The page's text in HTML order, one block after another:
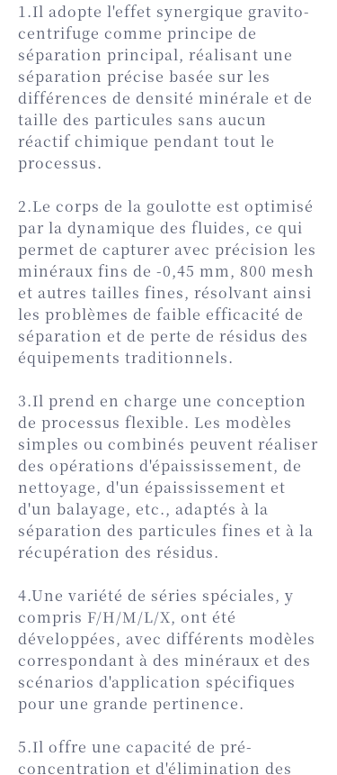
1.Il adopte l'effet synergique gravito-
centrifuge comme principe de
séparation principal, réalisant une
séparation précise basée sur les
différences de densité minérale et de
taille des particules sans aucun
réactif chimique pendant tout le
processus.
2.Le corps de la goulotte est optimisé
par la dynamique des fluides, ce qui
permet de capturer avec précision les
minéraux fins de -0,45 mm, 800 mesh
et autres tailles fines, résolvant ainsi
les problèmes de faible efficacité de
séparation et de perte de résidus des
équipements traditionnels.
3.Il prend en charge une conception
de processus flexible. Les modèles
simples ou combinés peuvent réaliser
des opérations d'épaississement, de
nettoyage, d'un épaississement et
d'un balayage, etc., adaptés à la
séparation des particules fines et à la
récupération des résidus.
4.Une variété de séries spéciales, y
compris F/H/M/L/X, ont été
développées, avec différents modèles
correspondant à des minéraux et des
scénarios d'application spécifiques
pour une grande pertinence.
5.Il offre une capacité de pré-
concentration et d'élimination des